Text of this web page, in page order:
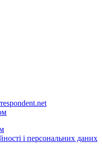
і персональних даних